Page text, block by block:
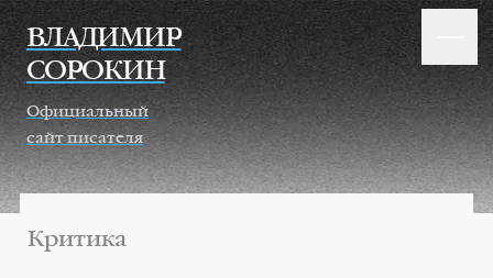
Перейти к основному содержанию
ВЛАДИМИР
СОРОКИН
Официальный
сайт писателя
Критика